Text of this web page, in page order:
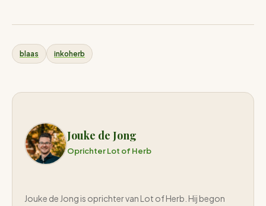
blaas inkoherb
Jouke de Jong
Oprichter Lot of Herb
Jouke de Jong is oprichter van Lot of Herb. Hij begon